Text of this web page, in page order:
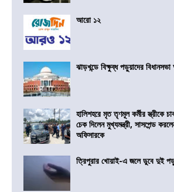
আরো ১২
ঝাড়খন্ডে বিক্ষুব্ধ পড়ুয়াদের
হালিশহরে মৃত তৃণমূল কর্মীর স্ত্রীকে
চেক দিলেন মুখ্যমন্ত্রী, সাসপেন্ড
অফিসারকে
ত্রিপুরার খোয়াই-এ জলে ডুবে দুই